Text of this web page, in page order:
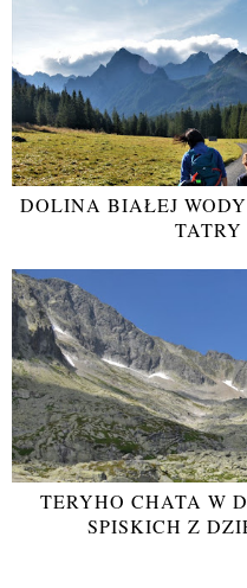
DOLINA BIAŁEJ
TERYHO CHATA W
SPISKICH Z